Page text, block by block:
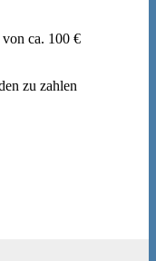
ca. 100 €
zu zahlen